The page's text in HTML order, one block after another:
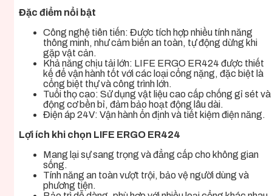
Đặc điểm nổi bật
Công nghệ tiên tiến: Được tích hợp nhiều tính năng
thông minh, như cảm biến an toàn, tự động dừng khi
gặp vật cản.
Khả năng chịu tải lớn: LIFE ERGO ER424 được thiết
kế để vận hành tốt với các loại cổng nặng, đặc biệt là
cổng biệt thự và công trình lớn.
Tuổi thọ cao: Sử dụng vật liệu cao cấp chống gỉ sét và
động cơ bền bỉ, đảm bảo hoạt động lâu dài.
Điện áp 24V: Vận hành ổn định và tiết kiệm điện năng.
Lợi ích khi chọn LIFE ERGO ER424
Mang lại sự sang trọng và đẳng cấp cho không gian
sống.
Tính năng an toàn vượt trội, bảo vệ người dùng và
phương tiện.